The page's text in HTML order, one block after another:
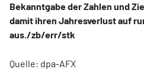
Bekanntgabe der Zahlen und
damit ihren Jahresverlust auf
aus./zb/err/stk
Quelle: dpa-AFX